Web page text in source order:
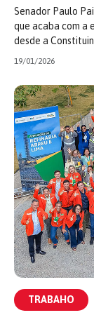
Senador Paulo
que acaba com a
desde a
19/01/2026
TRABAHO